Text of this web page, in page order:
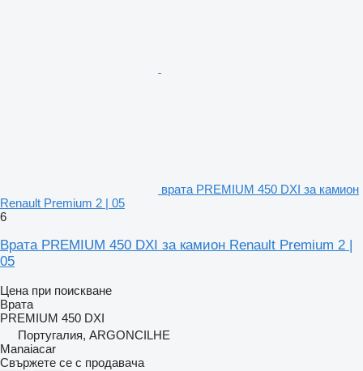
врата PREMIUM 450 DXI за камион
Renault Premium 2 | 05
6
Врата PREMIUM 450 DXI за камион Renault Premium 2 |
05
Цена при поискване
Врата
PREMIUM 450 DXI
Португалия, ARGONCILHE
Manaiacar
Свържете се с продавача